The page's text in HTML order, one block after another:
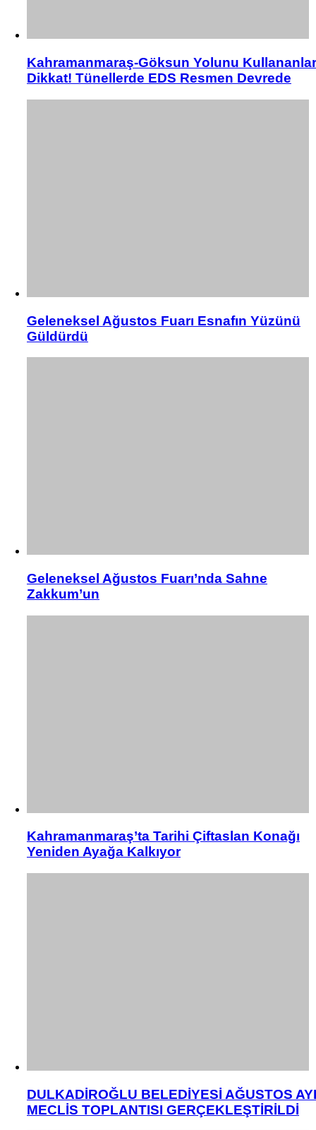
Kahramanmaraş-Göksun Yolunu Kullananlar
Dikkat! Tünellerde EDS Resmen Devrede
Geleneksel Ağustos Fuarı Esnafın Yüzünü
Güldürdü
Geleneksel Ağustos Fuarı’nda Sahne
Zakkum’un
Kahramanmaraş’ta Tarihi Çiftaslan Konağı
Yeniden Ayağa Kalkıyor
DULKADİROĞLU BELEDİYESİ AĞUSTOS AYI
MECLİS TOPLANTISI GERÇEKLEŞTİRİLDİ